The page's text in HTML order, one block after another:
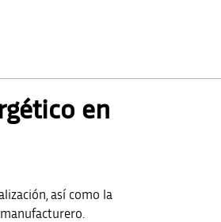
en
así como la